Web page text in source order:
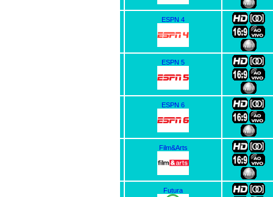
ESPN 4
ESPN 5
ESPN 6
Film&Arts
Futura